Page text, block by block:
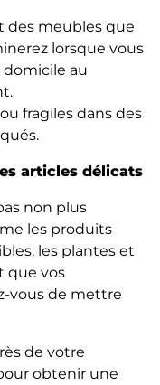
des meubles que
lorsque vous
domicile au
fragiles dans des
articles délicats
non plus
les produits
les plantes et
que vos
vous de mettre
de votre
obtenir une